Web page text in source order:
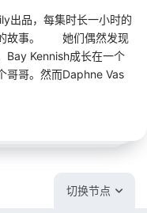
品，每集时长一小时的
的故事。 她们偶然发现
Bay Kennish成长在一个
哥哥。然而Daphne Vas
切换节点